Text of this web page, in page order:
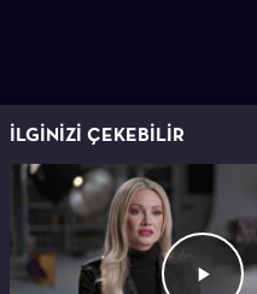
İLGİNİZİ ÇEKEBİLİR